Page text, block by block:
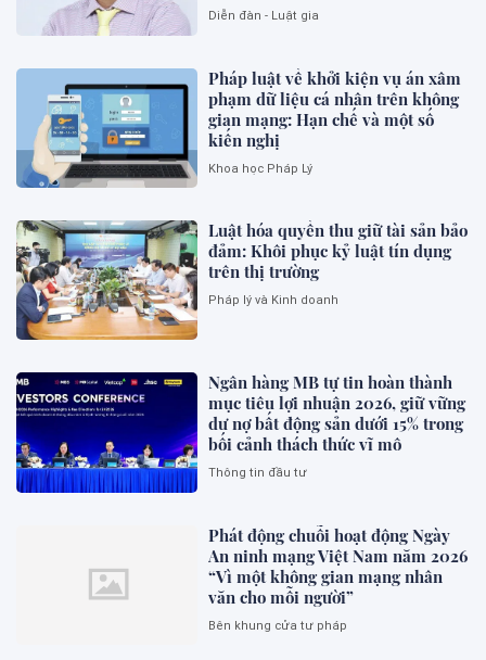
Diễn đàn - Luật gia
Pháp luật về khởi kiện vụ án xâm
phạm dữ liệu cá nhân trên không
gian mạng: Hạn chế và một số
kiến nghị
Khoa học Pháp Lý
Luật hóa quyền thu giữ tài sản bảo
đảm: Khôi phục kỷ luật tín dụng
trên thị trường
Pháp lý và Kinh doanh
Ngân hàng MB tự tin hoàn thành
mục tiêu lợi nhuận 2026, giữ vững
dư nợ bất động sản dưới 15% trong
bối cảnh thách thức vĩ mô
Thông tin đầu tư
Phát động chuỗi hoạt động Ngày
An ninh mạng Việt Nam năm 2026
“Vì một không gian mạng nhân
văn cho mỗi người”
Bên khung cửa tư pháp